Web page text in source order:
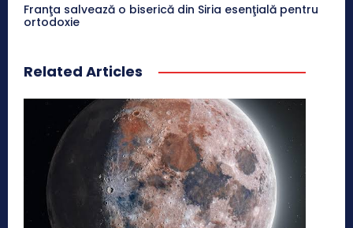
Franţa salvează o biserică din Siria esenţială pentru
ortodoxie
Related Articles